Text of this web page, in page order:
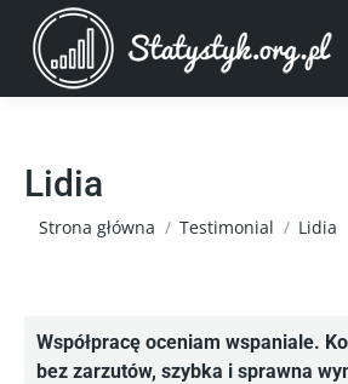
Lidia
Jesteś tutaj:
Strona główna Testimonial Lidia
Współpracę oceniam wspaniale.
bez zarzutów, szybka i sprawna